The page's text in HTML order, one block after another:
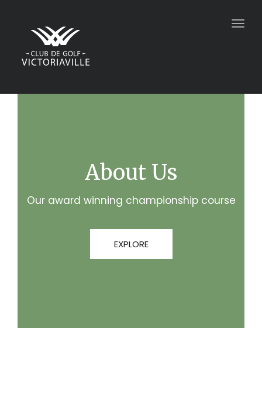
About Us
Our award winning championship course
EXPLORE